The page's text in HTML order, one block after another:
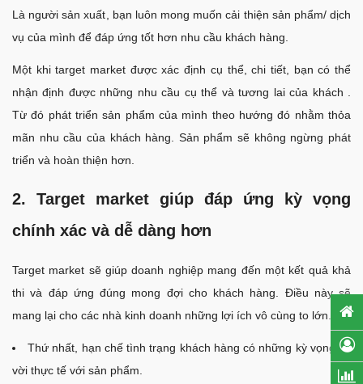
Là người sản xuất, bạn luôn mong muốn cải thiện sản phẩm/ dịch
vụ của mình để đáp ứng tốt hơn nhu cầu khách hàng.
Một khi target market được xác định cụ thể, chi tiết, bạn có thể
nhận định được những nhu cầu cụ thể và tương lai của khách .
Từ đó phát triển sản phẩm của mình theo hướng đó nhằm thỏa
mãn nhu cầu của khách hàng. Sản phẩm sẽ không ngừng phát
triển và hoàn thiện hơn.
2. Target market giúp đáp ứng kỳ vọng
chính xác và dễ dàng hơn
Target market sẽ giúp doanh nghiệp mang đến một kết quả khả
thi và đáp ứng đúng mong đợi cho khách hàng. Điều này sẽ
mang lại cho các nhà kinh doanh những lợi ích vô cùng to lớn.
Thứ nhất, hạn chế tình trạng khách hàng có những kỳ vọng xa
vời thực tế với sản phẩm.